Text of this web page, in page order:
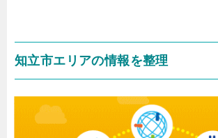
知立市エリアの情報を整理